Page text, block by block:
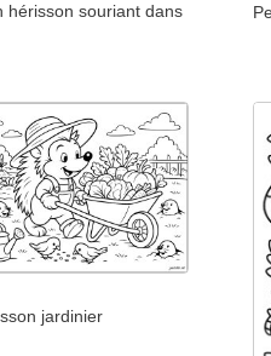
hérisson souriant dans
jardinier